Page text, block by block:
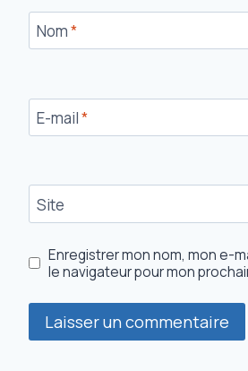
Nom*
E-mail*
Site
Enregistrer mon nom, mon e-
le navigateur pour mon